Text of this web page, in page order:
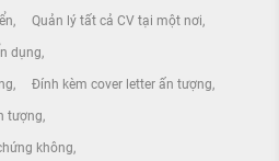
Quản lý tất cả CV tại một nơi
dụng
Đính kèm cover letter ấn tượng
tượng
không